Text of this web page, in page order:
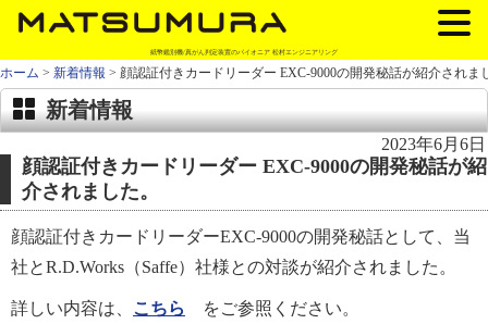
紙幣鑑別機/真がん判定装置のパイオニア 松村エンジニアリング
ホーム > 新着情報 > 顔認証付きカードリーダー EXC-9000の開発秘話が紹介されま
新着情報
顔認証付きカードリーダー EXC-9000の開発秘話が紹
介されました。
2023年6月6日
顔認証付きカードリーダーEXC-9000の開発秘話として、当
社とR.D.Works（Saffe）社様との対談が紹介されました。
詳しい内容は、 こちら をご参照ください。